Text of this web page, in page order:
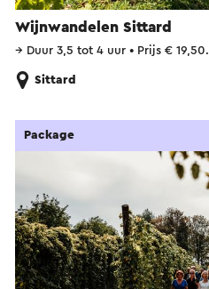
Wijnwandelen Sittard
→ Duur 3,5 tot 4 uur • Prijs € 19,50.
Sittard
Package